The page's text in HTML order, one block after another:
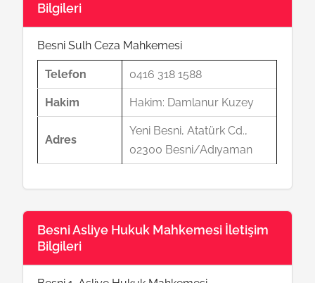
Bilgileri
Besni Sulh Ceza Mahkemesi
Telefon 0416 318 1588
Hakim Hakim: Damlanur Kuzey
Adres
Yeni Besni, Atatürk Cd.,
02300 Besni/Adıyaman
Besni Asliye Hukuk Mahkemesi İletişim
Bilgileri